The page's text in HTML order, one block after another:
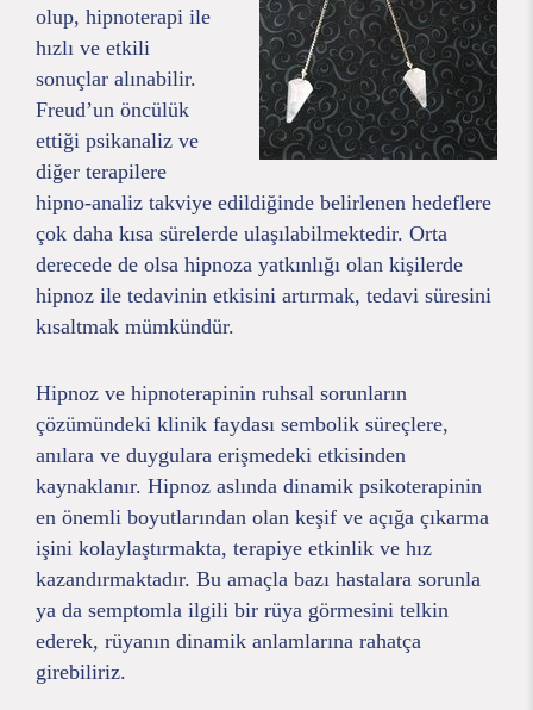
olup, hipnoterapi ile
hızlı ve etkili
sonuçlar alınabilir.
Freud’un öncülük
ettiği psikanaliz ve
diğer terapilere
hipno-analiz takviye edildiğinde belirlenen hedeflere
çok daha kısa sürelerde ulaşılabilmektedir. Orta
derecede de olsa hipnoza yatkınlığı olan kişilerde
hipnoz ile tedavinin etkisini artırmak, tedavi süresini
kısaltmak mümkündür.
Hipnoz ve hipnoterapinin ruhsal sorunların
çözümündeki klinik faydası sembolik süreçlere,
anılara ve duygulara erişmedeki etkisinden
kaynaklanır. Hipnoz aslında dinamik psikoterapinin
en önemli boyutlarından olan keşif ve açığa çıkarma
işini kolaylaştırmakta, terapiye etkinlik ve hız
kazandırmaktadır. Bu amaçla bazı hastalara sorunla
ya da semptomla ilgili bir rüya görmesini telkin
ederek, rüyanın dinamik anlamlarına rahatça
girebiliriz.